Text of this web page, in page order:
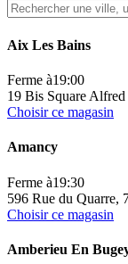
Aix Les Bains
Ferme à19:00
19 Bis Square
Choisir ce magasin
Amancy
Ferme à19:30
596 Rue du
Choisir ce magasin
Amberieu En